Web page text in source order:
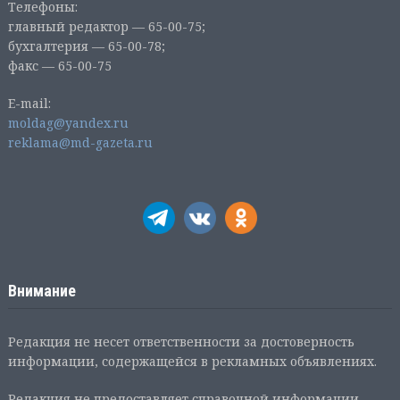
Телефоны:
главный редактор — 65-00-75;
бухгалтерия — 65-00-78;
факс — 65-00-75
E-mail:
moldag@yandex.ru
reklama@md-gazeta.ru
Внимание
Редакция не несет ответственности за достоверность
информации, содержащейся в рекламных объявлениях.